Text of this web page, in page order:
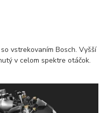
vstrekovaním Bosch. Vyšší
v celom spektre otáčok.